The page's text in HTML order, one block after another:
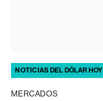
NOTICIAS DEL DÓLAR HOY
MERCADOS